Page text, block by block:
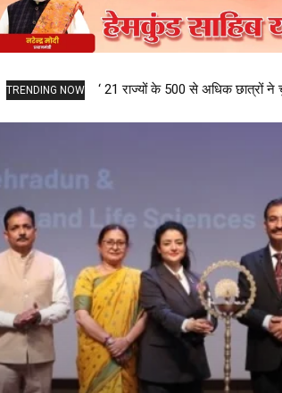
TRENDING NOW ‘ 21 राज्यों के 500 से अधिक छात्रों ने